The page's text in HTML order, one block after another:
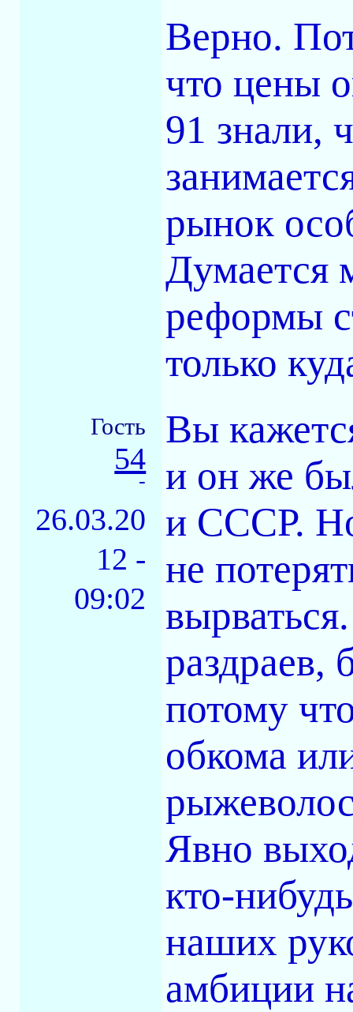
Верно.
что цены
91 знали,
рынок
Думается
реформы
только
Гость
54
-
26.03.20
12 -
09:02
Вы
и он же
и СССР.
не
раздраев,
потому
обкома
Явно
кто-
наших
амбиции